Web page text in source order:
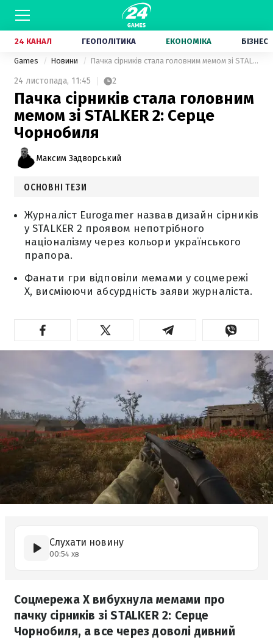
24 КАНАЛ ГЕОПОЛІТИКА ЕКОНОМІКА БІЗНЕС
Games Новини Пачка сірників стала головним мемом зі STALKER 2: Серце Чорнобиля
24 листопада, 11:45 2
Пачка сірників стала головним
мемом зі STALKER 2: Серце
Чорнобиля
Максим Задворський
ОСНОВНІ ТЕЗИ
Журналіст Eurogamer назвав дизайн сірників
у STALKER 2 проявом непотрібного
націоналізму через кольори українського
прапора.
Фанати гри відповіли мемами у соцмережі
X, висміюючи абсурдність заяви журналіста.
Слухати новину
00:54 хв
Соцмережа X вибухнула мемами про
пачку сірників зі STALKER 2: Серце
Чорнобиля, а все через доволі дивний